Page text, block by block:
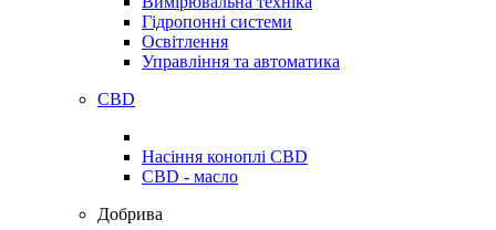
Гідропонні системи
Освітлення
Управління та автоматика
CBD
Насіння коноплі CBD
CBD - масло
Добрива